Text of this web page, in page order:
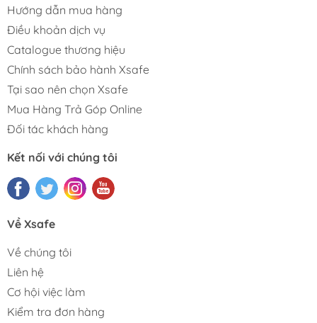
Hướng dẫn mua hàng
Điều khoản dịch vụ
Catalogue thương hiệu
Chính sách bảo hành Xsafe
Tại sao nên chọn Xsafe
Mua Hàng Trả Góp Online
Đối tác khách hàng
Kết nối với chúng tôi
Về Xsafe
Về chúng tôi
Liên hệ
Cơ hội việc làm
Kiểm tra đơn hàng